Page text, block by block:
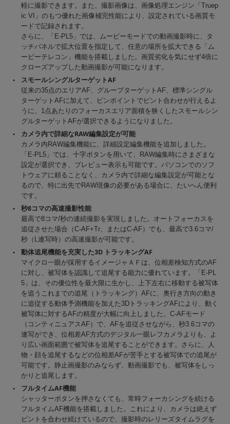
軽に撮影できます。また、撮影画像は、画像処理エンジン「Truep
ic VI」のもつ優れた画像補完性能により、設定されている画質モ
ードで記録されます。
さらに、「E-PL5」では、ムービーモードでの動画撮影時に、タ
ッチパネルで拡大位置を指定して、任意の場所を拡大できる「ム
ービーテレコン」機能を搭載しました。画質劣化を気にせず4倍に
クローズアップした動画撮影が可能になります。
スモールシングルターゲットAF
従来の35点のエリアAF、グループターゲットAF、標準シングル
ターゲットAFに加えて、ピンポイントでピント合わせが行えるよ
うに、1点あたりのフォーカスエリア面積を狭くしたスモールシン
グルターゲットAFが選択できるようになりました。
カメラ内で詳細なRAW編集設定が可能
カメラ内RAW編集機能に、詳細設定編集機能を追加しました。
「E-PL5」では、十字ボタンを用いて、RAW編集時にさまざまな
設定が選択でき、プレビュー表示も可能です。パソコンでのソフ
トウェアに頼ることなく、カメラ内で詳細な編集設定が可能とな
るので、特に出先でRAW現像の必要がある場合に、たいへん便利
です。
秒8コマの高速撮影性能
最高で8コマ/秒の連続撮影を実現しました。オートフォーカスを
追従させた場合（C-AF+Tr、またはC-AF）でも、最高で3.6コマ/
秒（L連写時）の高速撮影が可能です。
動体追尾機能を充実した3D トラッキングAF
マイクロ一眼が採用するイメージャＡＦは、位相差検知方式のAF
に対し、被写体を認識して追尾する能力に優れています。「E-PL
5」は、その優位性を最大限に生かし、上下左右に移動する被写体
を追うこれまでの追尾（トラッキング）AFに、奥行き方向の動き
に追従する動体予測機能を加えた3DトラッキングAFにより、動く
被写体に対するAFの精度が大幅に向上しました。C-AFモード
（コンティニュアスAF）で、AFを追従させながら、秒3.6コマの
連写ができ、位相差AF方式のデジタル一眼レフカメラよりも、よ
り広い画面範囲で被写体を追尾することができます。さらに、人
物・顔を追尾するなどの位相差AFが苦手とする被写体での追尾が
可能です。静止画撮影のみならず、動画撮影でも、被写体をしっ
かりと追尾します。
フルタイムAF機能
シャッターボタンを押さなくても、常時フォーカシングを続ける
フルタイムAF機能を搭載しました。これにより、カメラは絶えず
ピントを合わせ続けているので、撮影時のレリーズタイムラグを